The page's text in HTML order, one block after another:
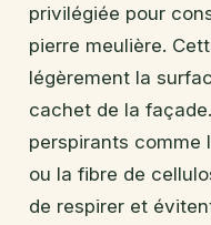
privilégiée pour
pierre meulière.
légèrement la
cachet de la
perspirants comme
ou la fibre de
de respirer et